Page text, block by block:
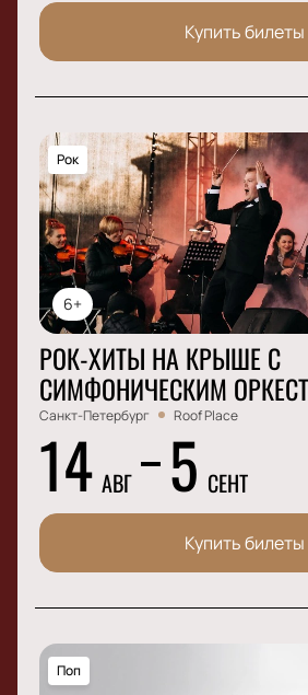
Купить билеты
6+
Рок
РОК-ХИТЫ НА КРЫШЕ С
СИМФОНИЧЕСКИМ
Санкт-Петербург Roof Place
14 АВГ 5 СЕНТ
Купить билеты
Поп